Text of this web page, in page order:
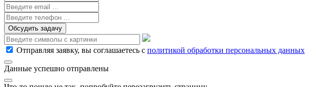
Обсудить задачу
Отправляя заявку, вы соглашаетесь с политикой обработки персональных данных
Данные успешно отправлены